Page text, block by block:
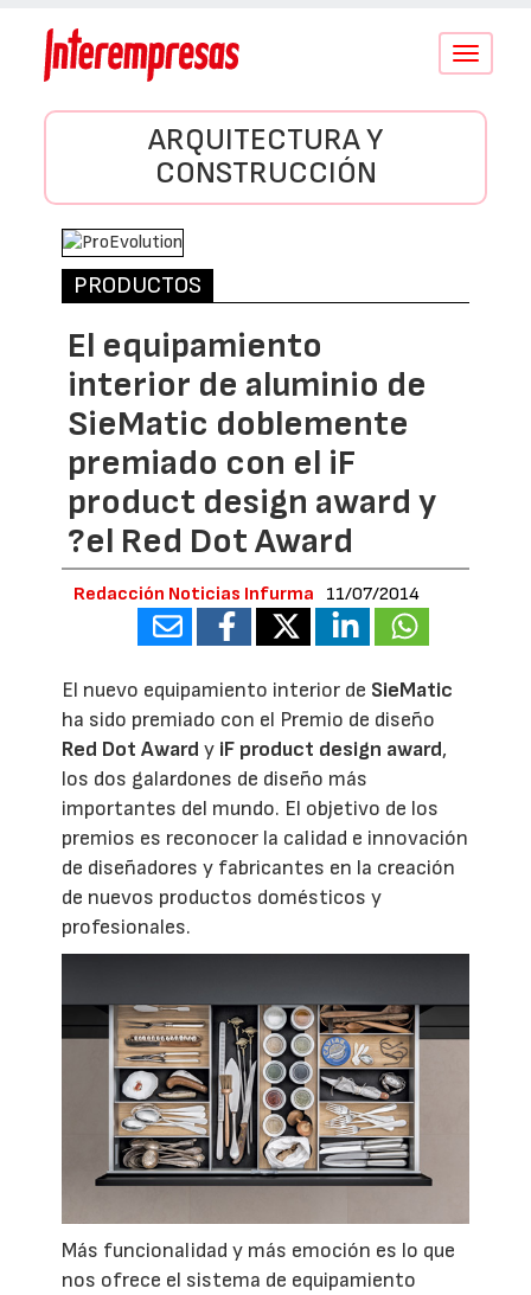
Conmutar
ARQUITECTURA Y
CONSTRUCCIÓN
PRODUCTOS
El equipamiento
interior de aluminio de
SieMatic doblemente
premiado con el iF
product design award y
?el Red Dot Award
Redacción Noticias Infurma 11/07/2014
El nuevo equipamiento interior de SieMatic
ha sido premiado con el Premio de diseño
Red Dot Award y iF product design award,
los dos galardones de diseño más
importantes del mundo. El objetivo de los
premios es reconocer la calidad e innovación
de diseñadores y fabricantes en la creación
de nuevos productos domésticos y
profesionales.
Más funcionalidad y más emoción es lo que
nos ofrece el sistema de equipamiento